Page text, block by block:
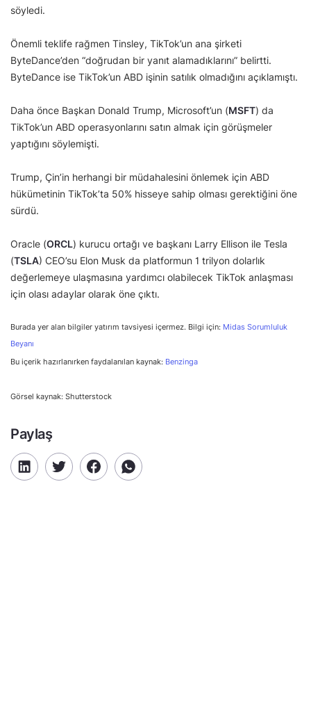
söyledi.
Önemli teklife rağmen Tinsley, TikTok’un ana şirketi
ByteDance’den “doğrudan bir yanıt alamadıklarını” belirtti.
ByteDance ise TikTok’un ABD işinin satılık olmadığını açıklamıştı.
Daha önce Başkan Donald Trump, Microsoft’un (MSFT) da
TikTok’un ABD operasyonlarını satın almak için görüşmeler
yaptığını söylemişti.
Trump, Çin’in herhangi bir müdahalesini önlemek için ABD
hükümetinin TikTok’ta 50% hisseye sahip olması gerektiğini öne
sürdü.
Oracle (ORCL) kurucu ortağı ve başkanı Larry Ellison ile Tesla
(TSLA) CEO’su Elon Musk da platformun 1 trilyon dolarlık
değerlemeye ulaşmasına yardımcı olabilecek TikTok anlaşması
için olası adaylar olarak öne çıktı.
Burada yer alan bilgiler yatırım tavsiyesi içermez. Bilgi için: Midas Sorumluluk
Beyanı
Bu içerik hazırlanırken faydalanılan kaynak: Benzinga
Görsel kaynak: Shutterstock
Paylaş